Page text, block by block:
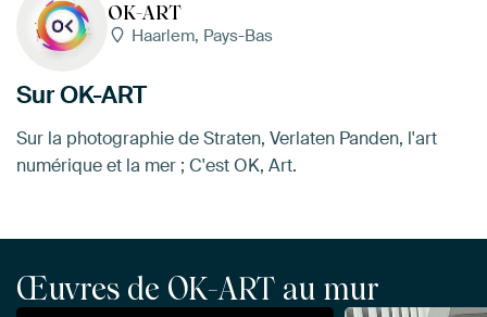
OK-ART
Haarlem, Pays-Bas
Sur OK-ART
Sur la photographie de Straten, Verlaten Panden, l'art
numérique et la mer ; C'est OK, Art.
Œuvres de OK-ART au mur